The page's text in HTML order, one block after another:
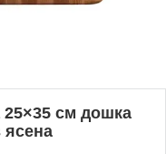
25×35 см дошка
ясена